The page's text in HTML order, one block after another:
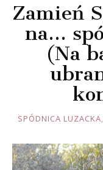
Zamień
na…
(Na
JOULE
SPÓDNICA LUZACKA,